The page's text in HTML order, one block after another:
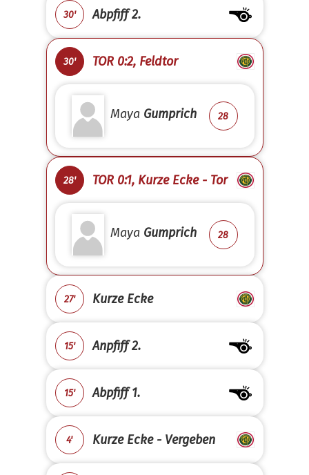
30' Abpfiff 2.
30' TOR 0:2, Feldtor
Maya Gumprich 28
28' TOR 0:1, Kurze Ecke - Tor
Maya Gumprich 28
27' Kurze Ecke
15' Anpfiff 2.
15' Abpfiff 1.
4' Kurze Ecke - Vergeben